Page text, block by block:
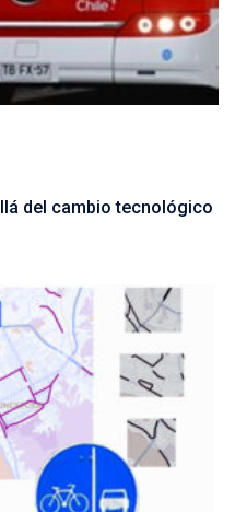
del cambio tecnológico